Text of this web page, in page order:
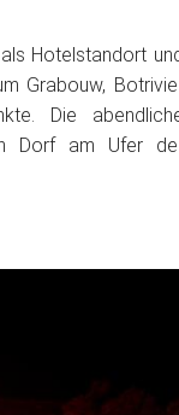
Hotelstandort
Grabouw,
Die
Dorf am Ufer